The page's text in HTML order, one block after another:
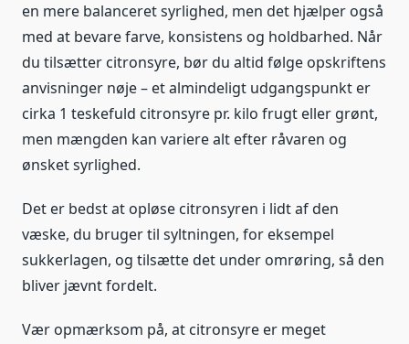
en mere balanceret syrlighed, men det hjælper også
med at bevare farve, konsistens og holdbarhed. Når
du tilsætter citronsyre, bør du altid følge opskriftens
anvisninger nøje – et almindeligt udgangspunkt er
cirka 1 teskefuld citronsyre pr. kilo frugt eller grønt,
men mængden kan variere alt efter råvaren og
ønsket syrlighed.
Det er bedst at opløse citronsyren i lidt af den
væske, du bruger til syltningen, for eksempel
sukkerlagen, og tilsætte det under omrøring, så den
bliver jævnt fordelt.
Vær opmærksom på, at citronsyre er meget